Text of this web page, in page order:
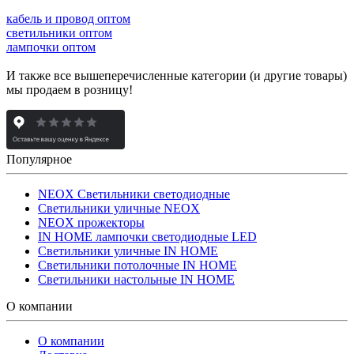
кабель и провод оптом
светильники оптом
лампочки оптом
И также все вышеперечисленные категории (и другие товары)
мы продаем в розницу!
Популярное
NEOX Светильники светодиодные
Светильники уличные NEOX
NEOX прожекторы
IN HOME лампочки светодиодные LED
Светильники уличные IN HOME
Светильники потолочные IN HOME
Светильники настольные IN HOME
О компании
О компании